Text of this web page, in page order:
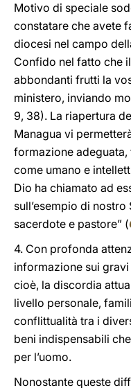
Motivo di speciale
constatare che avete
diocesi nel campo
Confido nel fatto che
abbondanti frutti la
ministero, inviando
9, 38). La riapertura
Managua vi
formazione
come umano e
Dio ha chiamato ad
sull’esempio di
sacerdote e pastore” (
4. Con profonda
informazione sui
cioè, la discordia
livello personale,
conflittualità tra i
beni indispensabili
per l’uomo.
Nonostante queste